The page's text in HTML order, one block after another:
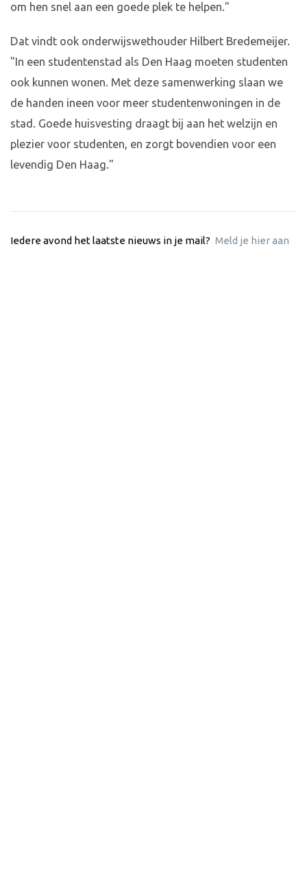
om hen snel aan een goede plek te helpen."
Dat vindt ook onderwijswethouder Hilbert Bredemeijer.
"In een studentenstad als Den Haag moeten studenten
ook kunnen wonen. Met deze samenwerking slaan we
de handen ineen voor meer studentenwoningen in de
stad. Goede huisvesting draagt bij aan het welzijn en
plezier voor studenten, en zorgt bovendien voor een
levendig Den Haag."
Iedere avond het laatste nieuws in je mail? Meld je hier aan